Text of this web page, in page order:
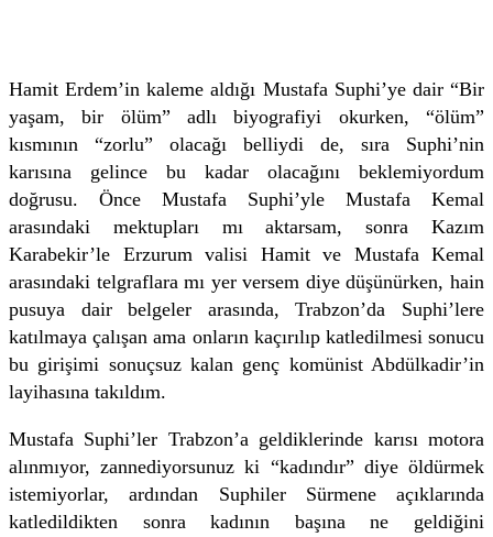
Hamit Erdem’in kaleme aldığı Mustafa Suphi’ye dair “Bir
yaşam, bir ölüm” adlı biyografiyi okurken, “ölüm”
kısmının “zorlu” olacağı belliydi de, sıra Suphi’nin
karısına gelince bu kadar olacağını beklemiyordum
doğrusu. Önce Mustafa Suphi’yle Mustafa Kemal
arasındaki mektupları mı aktarsam, sonra Kazım
Karabekir’le Erzurum valisi Hamit ve Mustafa Kemal
arasındaki telgraflara mı yer versem diye düşünürken, hain
pusuya dair belgeler arasında, Trabzon’da Suphi’lere
katılmaya çalışan ama onların kaçırılıp katledilmesi sonucu
bu girişimi sonuçsuz kalan genç komünist Abdülkadir’in
layihasına takıldım.
Mustafa Suphi’ler Trabzon’a geldiklerinde karısı motora
alınmıyor, zannediyorsunuz ki “kadındır” diye öldürmek
istemiyorlar, ardından Suphiler Sürmene açıklarında
katledildikten sonra kadının başına ne geldiğini